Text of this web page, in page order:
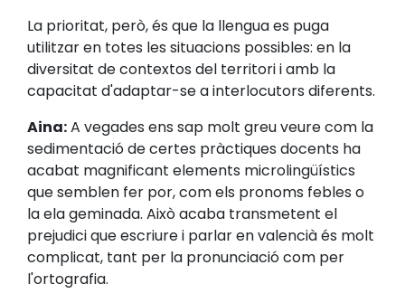
La prioritat, però, és que la llengua es puga
utilitzar en totes les situacions possibles: en la
diversitat de contextos del territori i amb la
capacitat d'adaptar-se a interlocutors diferents.
Aina:A vegades ens sap molt greu veure com la
sedimentació de certes pràctiques docents ha
acabat magnificant elements microlingüístics
que semblen fer por, com els pronoms febles o
la ela geminada. Això acaba transmetent el
prejudici que escriure i parlar en valencià és molt
complicat, tant per la pronunciació com per
l'ortografia.